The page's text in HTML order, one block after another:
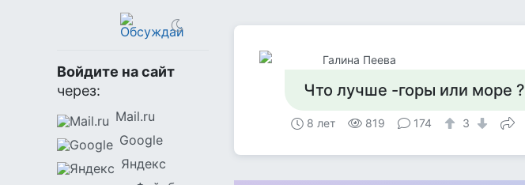
Войдите на сайт
через:
Mail.ru
Google
Яндекс
Галина Пеева
Что лучше -горы или море ?
8 лет 819 174 3